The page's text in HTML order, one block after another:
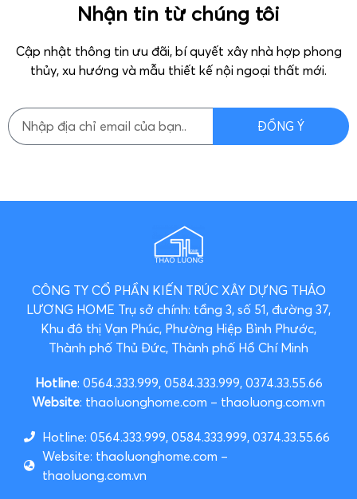
Nhận tin từ chúng tôi
Cập nhật thông tin ưu đãi, bí quyết xây nhà hợp phong
thủy, xu hướng và mẫu thiết kế nội ngoại thất mới.
ĐỒNG Ý
CÔNG TY CỔ PHẦN KIẾN TRÚC XÂY DỰNG THẢO
LƯƠNG HOME Trụ sở chính: tầng 3, số 51, đường 37,
Khu đô thị Vạn Phúc, Phường Hiệp Bình Phước,
Thành phố Thủ Đức, Thành phố Hồ Chí Minh
Hotline: 0564.333.999, 0584.333.999, 0374.33.55.66
Website: thaoluonghome.com – thaoluong.com.vn
Hotline: 0564.333.999, 0584.333.999, 0374.33.55.66
Website: thaoluonghome.com –
thaoluong.com.vn